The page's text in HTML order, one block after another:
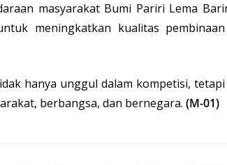
masyarakat Bumi Pariri Lema
meningkatkan kualitas
hanya unggul dalam kompetisi,
berbangsa, dan bernegara. (M-01)